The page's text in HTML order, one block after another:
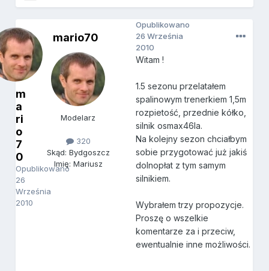
m
a
ri
o
7
0
Opublikowano
26
Września
2010
mario70
Modelarz
320
Skąd: Bydgoszcz
Imię: Mariusz
Opublikowano
26 Września
2010
Witam !
1.5 sezonu przelatałem
spalinowym trenerkiem 1,5m
rozpietość, przednie kółko,
silnik osmax46la.
Na kolejny sezon chciałbym
sobie przygotować już jakiś
dolnopłat z tym samym
silnikiem.
Wybrałem trzy propozycje.
Proszę o wszelkie
komentarze za i przeciw,
ewentualnie inne możliwości.